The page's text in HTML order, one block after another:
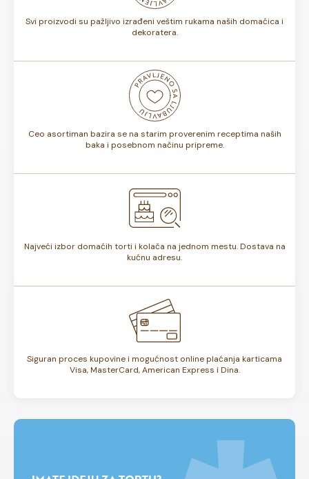
Svi proizvodi su pažljivo izrađeni veštim rukama naših domaćica i
dekoratera.
Ceo asortiman bazira se na starim proverenim receptima naših
baka i posebnom načinu pripreme.
Najveći izbor domaćih torti i kolača na jednom mestu. Dostava na
kućnu adresu.
Siguran proces kupovine i mogućnost online plaćanja karticama
Visa, MasterCard, American Express i Dina.